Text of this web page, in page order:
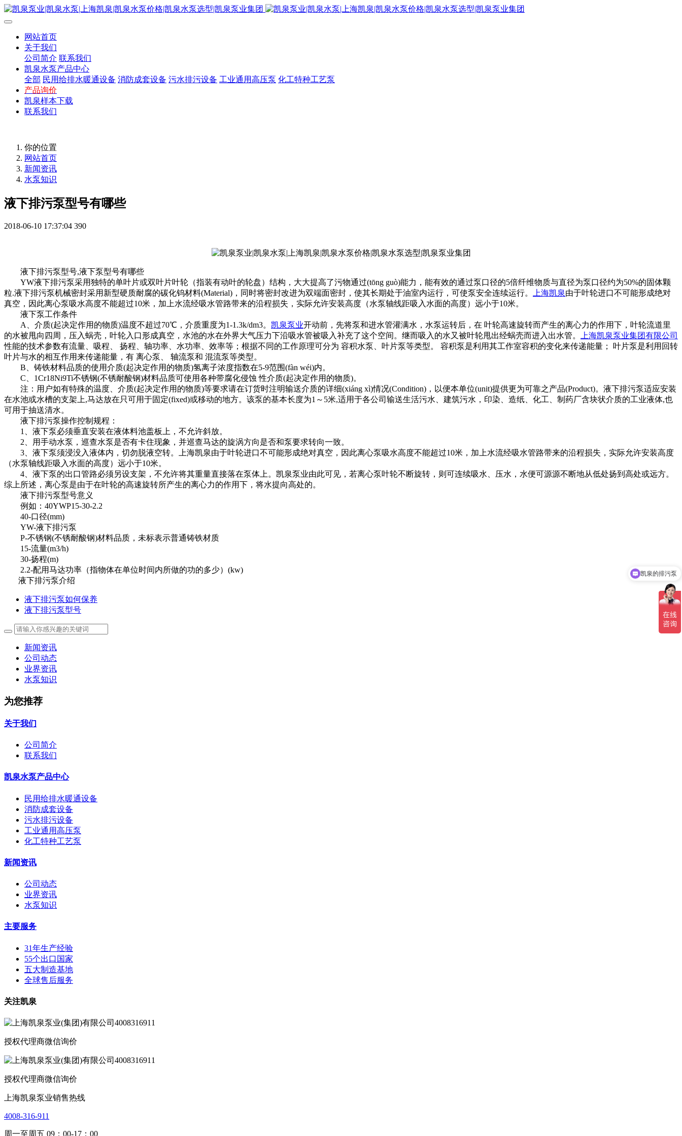
网站首页
关于我们
公司简介 联系我们
凯泉水泵产品中心
全部 民用给排水暖通设备 消防成套设备 污水排污设备 工业通用高压泵 化工特种工艺泵
产品询价
凯泉样本下载
联系我们
你的位置
网站首页
新闻资讯
水泵知识
液下排污泵型号有哪些
2018-06-10 17:37:04 390
液下排污泵型号,液下泵型号有哪些
YW液下排污泵采用独特的单叶片或双叶片叶轮（指装有动叶的轮盘）结构，大大提高了污物通过(tōng guò)能力，能有效的通过泵口径的5倍纤维物质与直径为泵口径约为50%的固体颗
粒.液下排污泵机械密封采用新型硬质耐腐的碳化钨材料(Material)，同时将密封改进为双端面密封，使其长期处于油室内运行，可使泵安全连续运行。
上海凯泉由于叶轮进口不可能形成绝对
真空，因此离心泵吸水高度不能超过10米，加上水流经吸水管路带来的沿程损失，实际允许安装高度（水泵轴线距吸入水面的高度）远小于10米。
液下泵工作条件
A、介质(起决定作用的物质)温度不超过70℃，介质重度为1-1.3k/dm3。 凯泉泵业开动前，先将泵和进水管灌满水，水泵运转后，在 叶轮高速旋转而产生的离心力的作用下，叶轮流道里
的水被甩向四周，压入蜗壳，叶轮入口形成真空，水池的水在外界大气压力下沿吸水管被吸入补充了这个空间。继而吸入的水又被叶轮甩出经蜗壳而进入出水管。
上海凯泉泵业集团有限公司
性能的技术参数有流量、吸程、 扬程、轴功率、水功率、效率等；根据不同的工作原理可分为 容积水泵、叶片泵等类型。 容积泵是利用其工作室容积的变化来传递能量； 叶片泵是利用回转
叶片与水的相互作用来传递能量，有 离心泵、 轴流泵和 混流泵等类型。
B、铸铁材料品质的使用介质(起决定作用的物质)氢离子浓度指数在5-9范围(fàn wéi)内。
C、1Cr18Ni9Ti不锈钢(不锈耐酸钢)材料品质可使用各种带腐化侵蚀 性介质(起决定作用的物质)。
注：用户如有特殊的温度、介质(起决定作用的物质)等要求请在订货时注明输送介质的详细(xiáng xì)情况(Condition)，以便本单位(unit)提供更为可靠之产品(Product)。液下排污泵适应安装
在水池或水槽的支架上,马达放在只可用于固定(fixed)或移动的地方。该泵的基本长度为1～5米,适用于各公司输送生活污水、建筑污水，印染、造纸、化工、制药厂含块状介质的工业液体,也
可用于抽送清水。
液下排污泵操作控制规程：
1、液下泵必须垂直安装在液体料池盖板上，不允许斜放。
2、用手动水泵，巡查水泵是否有卡住现象，并巡查马达的旋涡方向是否和泵要求转向一致。
3、液下泵须浸没入液体内，切勿脱液空转。上海凯泉由于叶轮进口不可能形成绝对真空，因此离心泵吸水高度不能超过10米，加上水流经吸水管路带来的沿程损失，实际允许安装高度
（水泵轴线距吸入水面的高度）远小于10米。
4、液下泵的出口管路必须另设支架，不允许将其重量直接落在泵体上。凯泉泵业由此可见，若离心泵叶轮不断旋转，则可连续吸水、压水，水便可源源不断地从低处扬到高处或远方。
综上所述，离心泵是由于在叶轮的高速旋转所产生的离心力的作用下，将水提向高处的。
液下排污泵型号意义
例如：40YWP15-30-2.2
40-口径(mm)
YW-液下排污泵
P-不锈钢(不锈耐酸钢)材料品质，未标表示普通铸铁材质
15-流量(m3/h)
30-扬程(m)
2.2-配用马达功率（指物体在单位时间内所做的功的多少）(kw)
液下排污泵介绍
液下排污泵如何保养
液下排污泵型号
新闻资讯
公司动态
业界资讯
水泵知识
为您推荐
关于我们
公司简介
联系我们
凯泉水泵产品中心
民用给排水暖通设备
消防成套设备
污水排污设备
工业通用高压泵
化工特种工艺泵
新闻资讯
公司动态
业界资讯
水泵知识
主要服务
31年生产经验
55个出口国家
五大制造基地
全球售后服务
关注凯泉
授权代理商微信询价
授权代理商微信询价
上海凯泉泵业销售热线
4008-316-911
周一至周五 09：00-17：00
凯泉的离心泵